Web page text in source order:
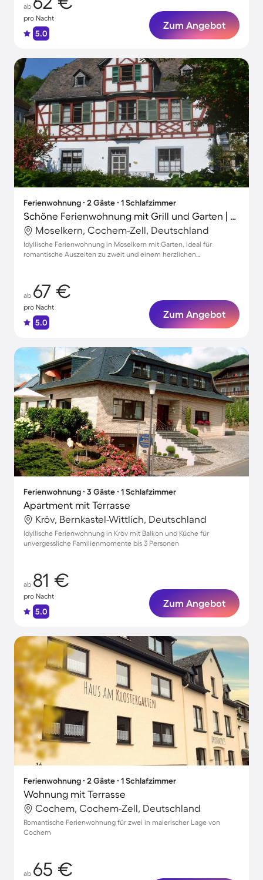
ab
pro Nacht
5.0
Zum Angebot
Ferienwohnung ∙ 2 Gäste ∙ 1 Schlafzimmer
Schöne Ferienwohnung mit Grill und Garten | Haustiere sind willkommen
Moselkern, Cochem-Zell, Deutschland
Idyllische Ferienwohnung in Moselkern mit Garten, ideal für
romantische Auszeiten zu zweit und einem herzlichen
ab 67 €
pro Nacht
5.0
Zum Angebot
Ferienwohnung ∙ 3 Gäste ∙ 1 Schlafzimmer
Apartment mit Terrasse
Kröv, Bernkastel-Wittlich, Deutschland
Idyllische Ferienwohnung in Kröv mit Balkon und Küche für
unvergessliche Familienmomente bis 3 Personen
ab 81 €
pro Nacht
5.0
Zum Angebot
Ferienwohnung ∙ 2 Gäste ∙ 1 Schlafzimmer
Wohnung mit Terrasse
Cochem, Cochem-Zell, Deutschland
Romantische Ferienwohnung für zwei in malerischer Lage von
Cochem
ab 65 €